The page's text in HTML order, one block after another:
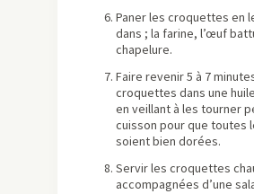
Paner les croquettes en
dans ; la farine, l’œuf
chapelure.
Faire revenir 5 à 7
croquettes dans une
en veillant à les tourner
cuisson pour que toutes
soient bien dorées.
Servir les croquettes
accompagnées d’une